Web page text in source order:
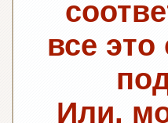
все
Или,